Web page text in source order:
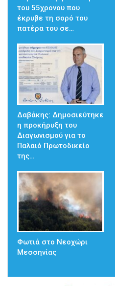
του 55χρονου που
έκρυβε τη σορό του
πατέρα του σε…
Δαβάκης: Δημοσιεύτηκε
η προκήρυξη του
Διαγωνισμού για το
Παλαιό Πρωτοδικείο
της…
Φωτιά στο Νεοχώρι
Μεσσηνίας